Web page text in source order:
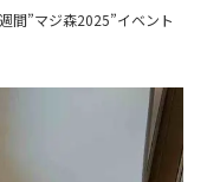
間”マジ森2025”イベント